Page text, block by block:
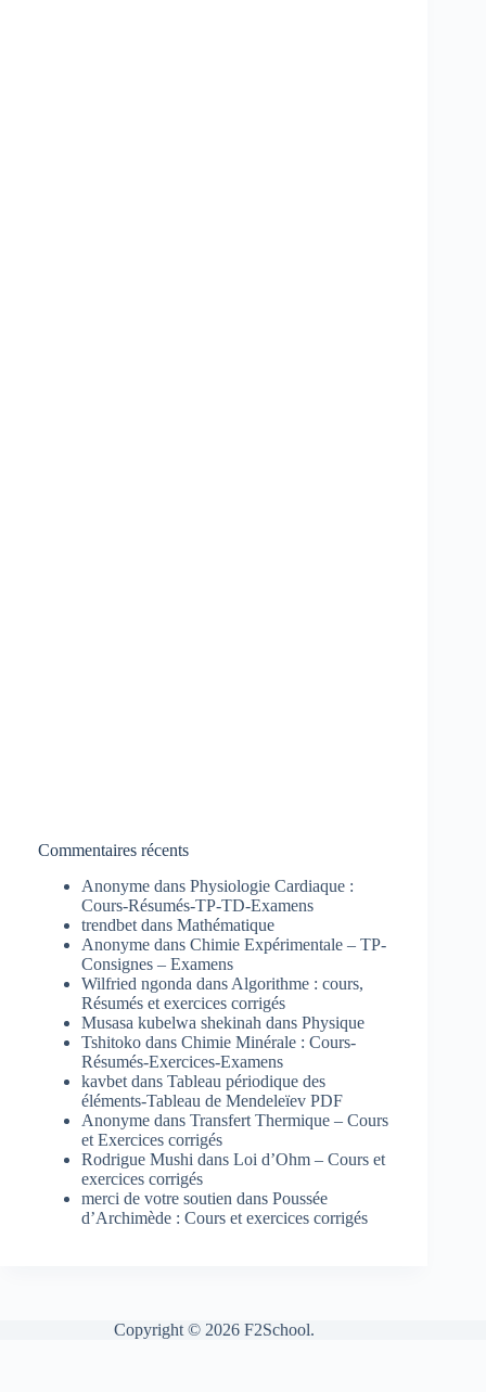
Commentaires récents
Anonyme dans Physiologie Cardiaque :
Cours-Résumés-TP-TD-Examens
trendbet dans Mathématique
Anonyme dans Chimie Expérimentale – TP-
Consignes – Examens
Wilfried ngonda dans Algorithme : cours,
Résumés et exercices corrigés
Musasa kubelwa shekinah dans Physique
Tshitoko dans Chimie Minérale : Cours-
Résumés-Exercices-Examens
kavbet dans Tableau périodique des
éléments-Tableau de Mendeleïev PDF
Anonyme dans Transfert Thermique – Cours
et Exercices corrigés
Rodrigue Mushi dans Loi d’Ohm – Cours et
exercices corrigés
merci de votre soutien dans Poussée
d’Archimède : Cours et exercices corrigés
Copyright © 2026 F2School.